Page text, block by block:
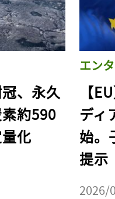
、永久
約590
化
エン
【
ディ
始。
提示
2026/